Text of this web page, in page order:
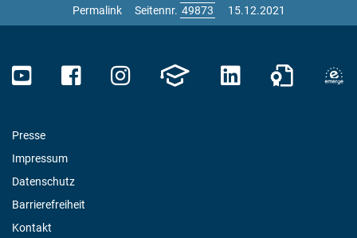
Permalink Seitennr. 15.12.2021
Presse
Impressum
Datenschutz
Barrierefreiheit
Kontakt